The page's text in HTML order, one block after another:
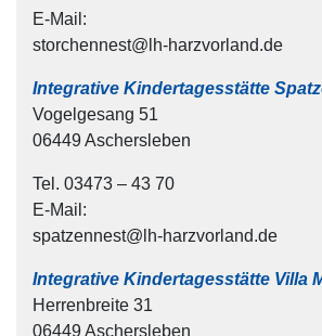
E-Mail:
storchennest@lh-harzvorland.de
Integrative Kindertagesstätte
Vogelgesang 51
06449 Aschersleben
Tel. 03473 – 43 70
E-Mail:
spatzennest@lh-harzvorland.de
Integrative Kindertagesstätte Villa
Herrenbreite 31
06449 Aschersleben